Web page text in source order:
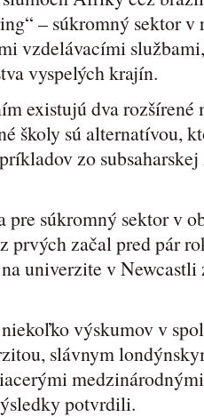
– súkromný sektor
vzdelávacími
vyspelých krajín.
existujú dva rozšírené
školy sú alternatívou,
zo
súkromný sektor v
prvých začal pred pár
univerzite v
výskumov v
slávnym
potvrdili.